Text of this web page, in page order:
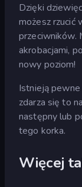
Dzięki
możesz rzucić
przeciwników.
akrobacjami,
nowy poziom!
Istnieją
zdarza się to
następny lub
tego korka.
Więcej